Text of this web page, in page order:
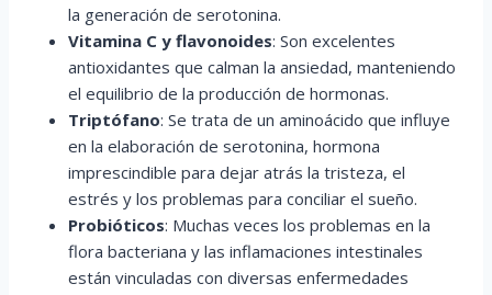
la generación de serotonina.
Vitamina C y flavonoides: Son excelentes
antioxidantes que calman la ansiedad, manteniendo
el equilibrio de la producción de hormonas.
Triptófano: Se trata de un aminoácido que influye
en la elaboración de serotonina, hormona
imprescindible para dejar atrás la tristeza, el
estrés y los problemas para conciliar el sueño.
Probióticos: Muchas veces los problemas en la
flora bacteriana y las inflamaciones intestinales
están vinculadas con diversas enfermedades